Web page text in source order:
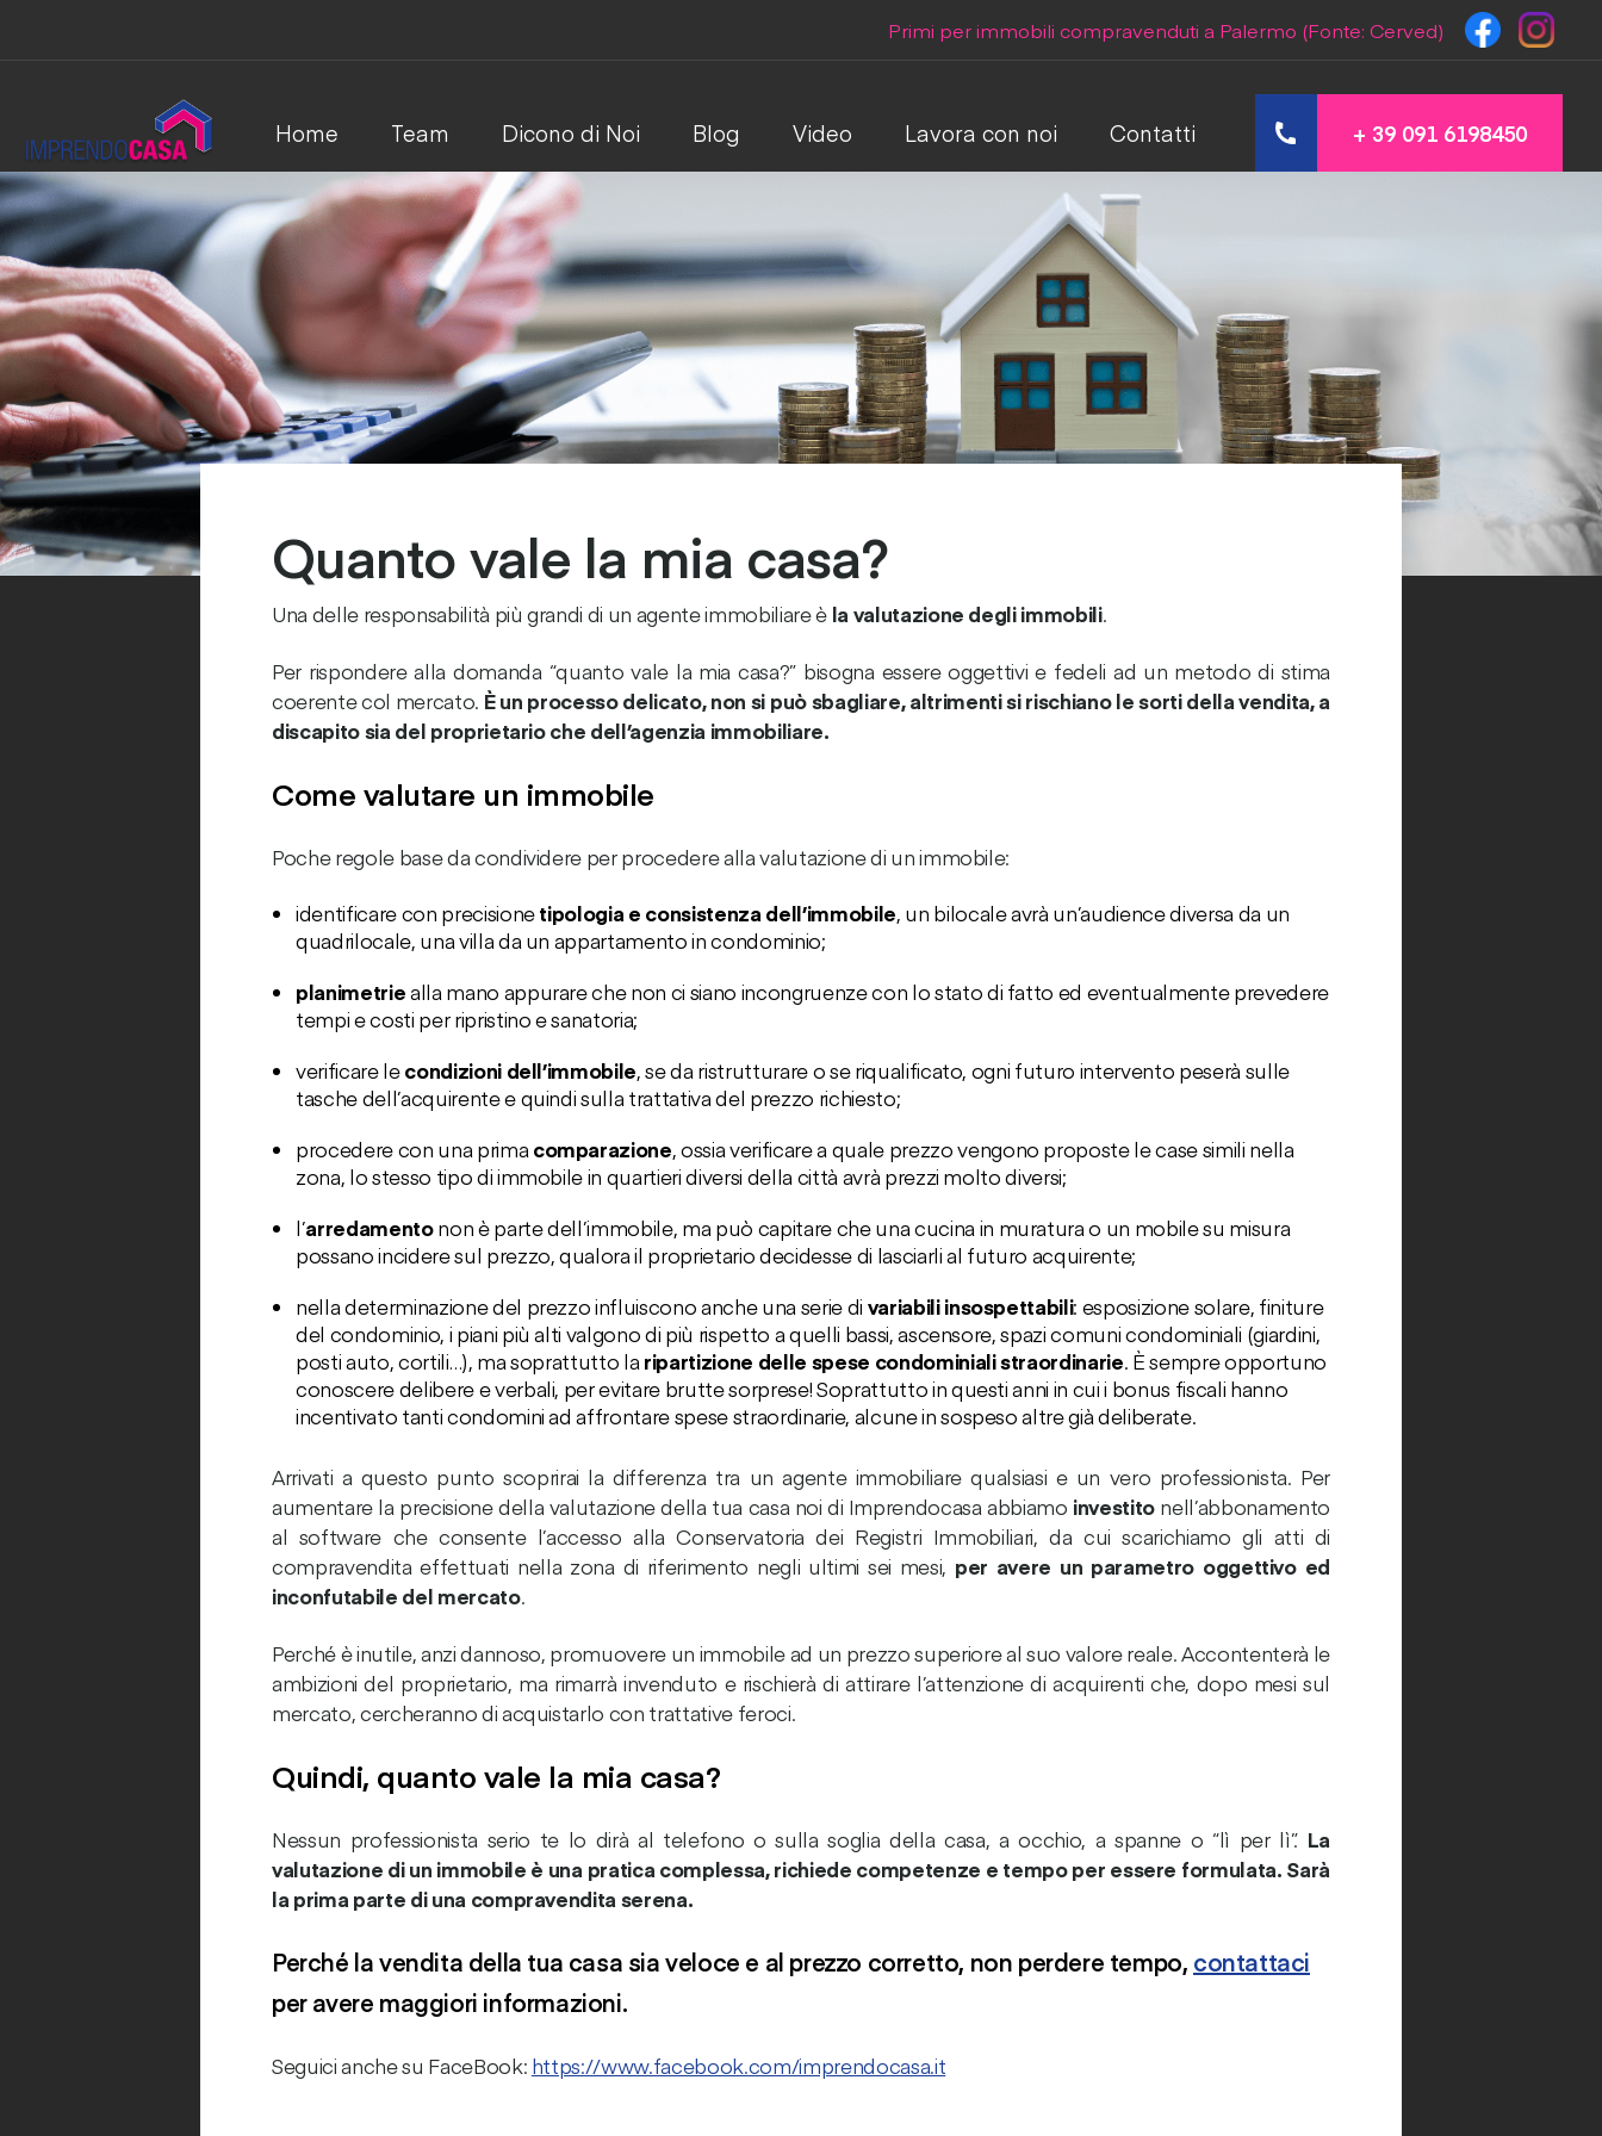
Primi per immobili compravenduti a Palermo (Fonte: Cerved)
Home Team Dicono di Noi Blog Video Lavora con noi Contatti + 39 091 6198450
Quanto vale la mia casa?
Una delle responsabilità più grandi di un agente immobiliare è la valutazione degli immobili.
Per rispondere alla domanda “quanto vale la mia casa?” bisogna essere oggettivi e fedeli ad un metodo di stima
coerente col mercato. È un processo delicato, non si può sbagliare, altrimenti si rischiano le sorti della vendita, a
discapito sia del proprietario che dell’agenzia immobiliare.
Come valutare un immobile
Poche regole base da condividere per procedere alla valutazione di un immobile:
identificare con precisionetipologia e consistenza dell’immobile, un bilocale avrà un’audience diversa da un
quadrilocale, una villa da un appartamento in condominio;
planimetriealla mano appurare che non ci siano incongruenze con lo stato di fatto ed eventualmente prevedere
tempi e costi per ripristino e sanatoria;
verificare lecondizioni dell’immobile, se da ristrutturare o se riqualificato, ogni futuro intervento peserà sulle
tasche dell’acquirente e quindi sulla trattativa del prezzo richiesto;
procedere con una primacomparazione, ossia verificare a quale prezzo vengono proposte le case simili nella
zona, lo stesso tipo di immobile in quartieri diversi della città avrà prezzi molto diversi;
l’arredamentonon è parte dell’immobile, ma può capitare che una cucina in muratura o un mobile su misura
possano incidere sul prezzo, qualora il proprietario decidesse di lasciarli al futuro acquirente;
nella determinazione del prezzo influiscono anche una serie di variabili insospettabili: esposizione solare, finiture
del condominio, i piani più alti valgono di più rispetto a quelli bassi, ascensore, spazi comuni condominiali (giardini,
posti auto, cortili…), ma soprattutto laripartizione delle spese condominiali straordinarie. È sempre opportuno
conoscere delibere e verbali, per evitare brutte sorprese! Soprattutto in questi anni in cui i bonus fiscali hanno
incentivato tanti condomini ad affrontare spese straordinarie, alcune in sospeso altre già deliberate.
Arrivati a questo punto scoprirai la differenza tra un agente immobiliare qualsiasi e un vero professionista. Per
aumentare la precisione della valutazione della tua casa noi di Imprendocasa abbiamo investito nell’abbonamento
al software che consente l’accesso alla Conservatoria dei Registri Immobiliari, da cui scarichiamo gli atti di
compravendita effettuati nella zona di riferimento negli ultimi sei mesi, per avere un parametro oggettivo ed
inconfutabile del mercato.
Perché è inutile, anzi dannoso, promuovere un immobile ad un prezzo superiore al suo valore reale. Accontenterà le
ambizioni del proprietario, ma rimarrà invenduto e rischierà di attirare l’attenzione di acquirenti che, dopo mesi sul
mercato, cercheranno di acquistarlo con trattative feroci.
Quindi, quanto vale la mia casa?
Nessun professionista serio te lo dirà al telefono o sulla soglia della casa, a occhio, a spanne o “lì per lì”. La
valutazione di un immobile è una pratica complessa, richiede competenze e tempo per essere formulata. Sarà
la prima parte di una compravendita serena.
Perché la vendita della tua casa sia veloce e al prezzo corretto, non perdere tempo, contattaci
per avere maggiori informazioni.
Seguici anche su FaceBook: https://www.facebook.com/imprendocasa.it